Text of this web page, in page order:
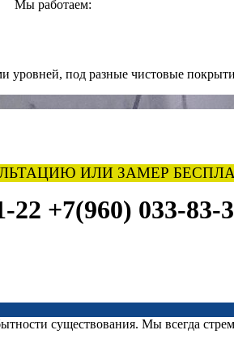
Мы работаем:
уровней, под разные чистовые
ИЛИ ЗАМЕР
22 +7(960) 033-83-
существования. Мы всегда